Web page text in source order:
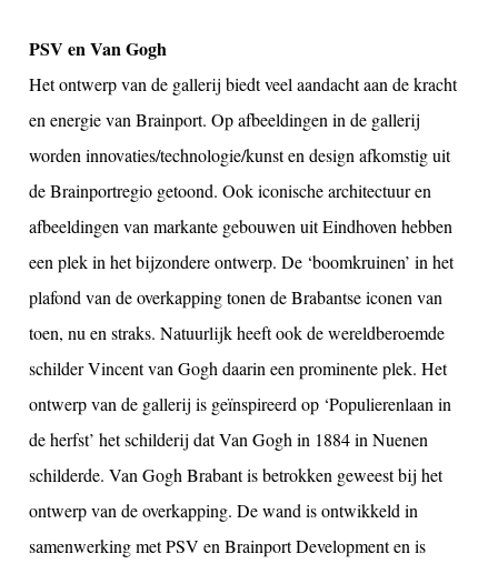
PSV en Van Gogh
Het ontwerp van de gallerij biedt veel aandacht aan de kracht
en energie van Brainport. Op afbeeldingen in de gallerij
worden innovaties/technologie/kunst en design afkomstig uit
de Brainportregio getoond. Ook iconische architectuur en
afbeeldingen van markante gebouwen uit Eindhoven hebben
een plek in het bijzondere ontwerp. De ‘boomkruinen’ in het
plafond van de overkapping tonen de Brabantse iconen van
toen, nu en straks. Natuurlijk heeft ook de wereldberoemde
schilder Vincent van Gogh daarin een prominente plek. Het
ontwerp van de gallerij is geïnspireerd op ‘Populierenlaan in
de herfst’ het schilderij dat Van Gogh in 1884 in Nuenen
schilderde. Van Gogh Brabant is betrokken geweest bij het
ontwerp van de overkapping. De wand is ontwikkeld in
samenwerking met PSV en Brainport Development en is